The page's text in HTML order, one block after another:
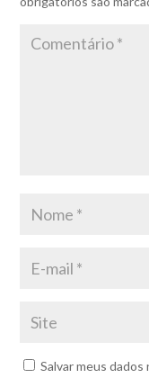
Salvar meus